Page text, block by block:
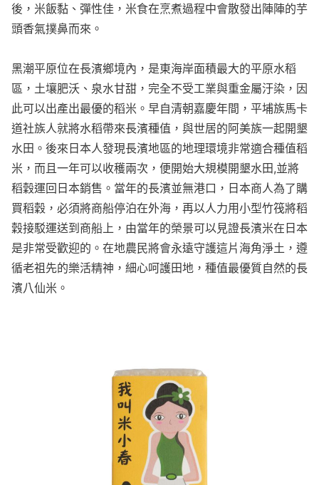
後，米飯黏、彈性佳，米食在烹煮過程中會散發出陣陣的芋
頭香氣撲鼻而來。
黑潮平原位在長濱鄉境內，是東海岸面積最大的平原水稻
區，土壤肥沃、泉水甘甜，完全不受工業與重金屬汙染，因
此可以出產出最優的稻米。早自清朝嘉慶年間，平埔族馬卡
道社族人就將水稻帶來長濱種值，與世居的阿美族一起開墾
水田。後來日本人發現長濱地區的地理環境非常適合種值稻
米，而且一年可以收穫兩次，便開始大規模開墾水田,並將
稻穀運回日本銷售。當年的長濱並無港口，日本商人為了購
買稻穀，必須將商船停泊在外海，再以人力用小型竹筏將稻
穀接駁運送到商船上，由當年的榮景可以見證長濱米在日本
是非常受歡迎的。在地農民將會永遠守護這片海角淨土，遵
循老祖先的樂活精神，細心呵護田地，種值最優質自然的長
濱八仙米。